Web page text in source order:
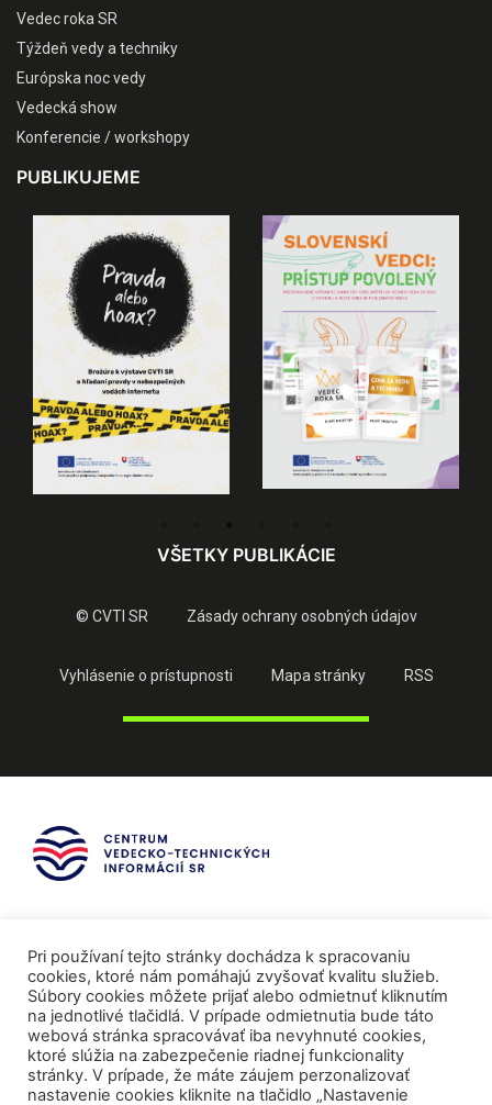
Vedec roka SR
Týždeň vedy a techniky
Európska noc vedy
Vedecká show
Konferencie / workshopy
PUBLIKUJEME
VŠETKY PUBLIKÁCIE
© CVTI SR Zásady ochrany osobných údajov
Vyhlásenie o prístupnosti Mapa stránky RSS
Pri používaní tejto stránky dochádza k spracovaniu
cookies, ktoré nám pomáhajú zvyšovať kvalitu služieb.
Súbory cookies môžete prijať alebo odmietnuť kliknutím
na jednotlivé tlačidlá. V prípade odmietnutia bude táto
webová stránka spracovávať iba nevyhnuté cookies,
ktoré slúžia na zabezpečenie riadnej funkcionality
stránky. V prípade, že máte záujem perzonalizovať
nastavenie cookies kliknite na tlačidlo „Nastavenie